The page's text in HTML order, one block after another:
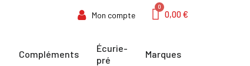
Mon compte 0,00 €
Compléments
Écurie-
pré
Marques